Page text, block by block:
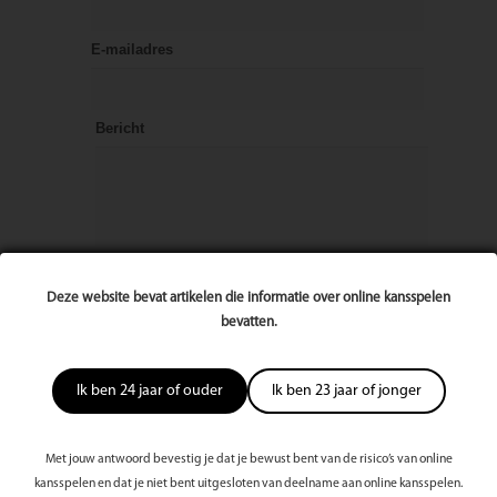
Deze website bevat artikelen die informatie over online kansspelen
bevatten.
Ik ben 24 jaar of ouder Ik ben 23 jaar of jonger
Met jouw antwoord bevestig je dat je bewust bent van de risico’s van online
kansspelen en dat je niet bent uitgesloten van deelname aan online kansspelen.
E-mailadres
Bericht